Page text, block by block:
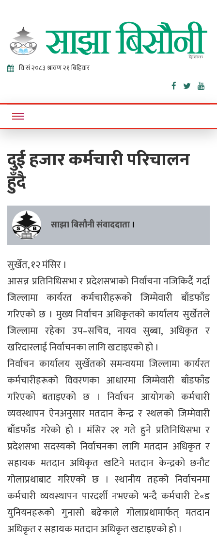
Sajha
Bisaunee
Online News Portal
दुई हजार कर्मचारी परिचालन
हुँदै
साझा बिसौनी संवाददाता ।
सुर्खेत, १२ मंसिर ।
आसन्न प्रतिनिधिसभा र प्रदेशसभाको निर्वाचना नजिकिदैं गर्दा
जिल्लामा कार्यरत कर्मचारीहरूको जिम्मेवारी बाँडफाँड
गरिएको छ । मुख्य निर्वाचन अधिकृतको कार्यालय सुर्खेतले
जिल्लामा रहेका उप–सचिव, नायव सुब्बा, अधिकृत र
खरिदारलाई निर्वाचनका लागि खटाइएको हो ।
निर्वाचन कार्यालय सुर्खेतको समन्वयमा जिल्लामा कार्यरत
कर्मचारीहरूको विवरणका आधारमा जिम्मेवारी बाँडफाँड
गरिएको बताइएको छ । निर्वाचन आयोगको कर्मचारी
व्यवस्थापन ऐनअनुसार मतदान केन्द्र र स्थलको जिम्मेवारी
बाँडफाँड गरेको हो । मंसिर २१ गते हुने प्रतिनिधिसभा र
प्रदेशसभा सदस्यको निर्वाचनका लागि मतदान अधिकृत र
सहायक मतदान अधिकृत खटिने मतदान केन्द्रको छनौट
गोलाप्रथाबाट गरिएको छ । स्थानीय तहको निर्वाचनमा
कर्मचारी व्यवस्थापन पारदर्शी नभएको भन्दै कर्मचारी टे«ड
युनियनहरूको गुनासो बढेकाले गोलाप्रथामार्फत् मतदान
अधिकृत र सहायक मतदान अधिकृत खटाइएको हो ।